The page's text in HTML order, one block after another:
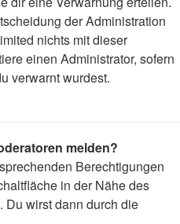
der Administration
nichts mit dieser
einen Administrator, sofern
verwarnt wurdest.
melden?
Berechtigungen
in der Nähe des
Du wirst dann durch die